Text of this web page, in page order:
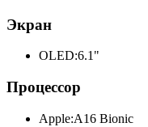
Экран
OLED:6.1"
Процессор
Apple:A16 Bionic